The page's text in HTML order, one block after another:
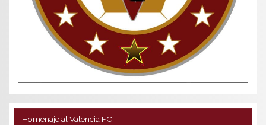
Homenaje al Valencia FC